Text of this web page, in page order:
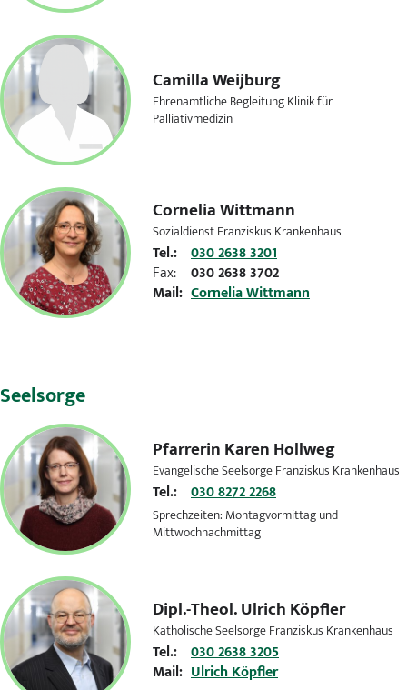
Camilla Weijburg
Ehrenamtliche Begleitung Klinik für
Palliativmedizin
Cornelia Wittmann
Sozialdienst Franziskus Krankenhaus
Tel.: 030 2638 3201
Fax: 030 2638 3702
Mail: Cornelia Wittmann
Seelsorge
PfarrerinKaren Hollweg
Evangelische Seelsorge Franziskus Krankenhaus
Tel.: 030 8272 2268
Sprechzeiten: Montagvormittag und
Mittwochnachmittag
Dipl.-Theol.Ulrich Köpfler
Katholische Seelsorge Franziskus Krankenhaus
Tel.: 030 2638 3205
Mail: Ulrich Köpfler